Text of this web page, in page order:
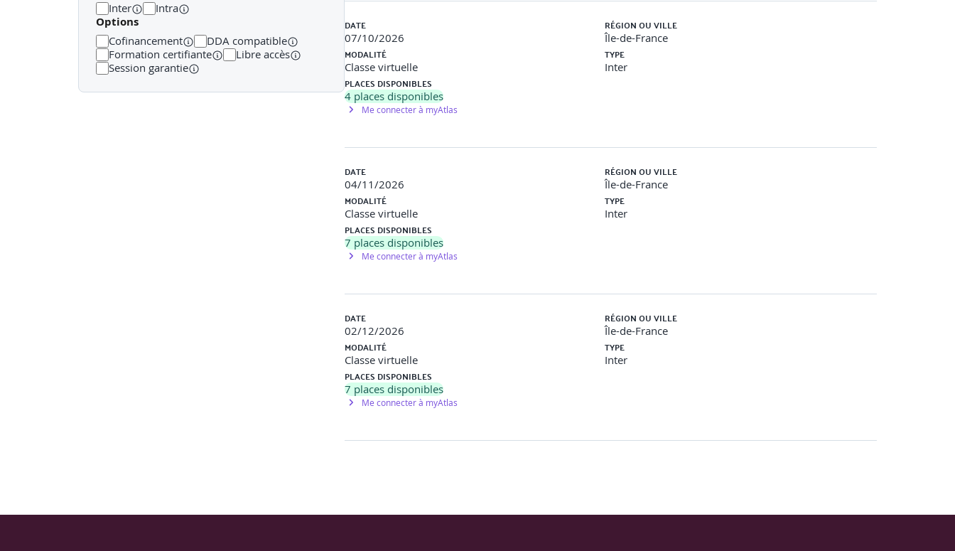
Inter Intra
Options
Cofinancement
DDA compatible
Formation certifiante
Libre accès
Session garantie
DATE
07/10/2026
RÉGION OU VILLE
Île-de-France
MODALITÉ
Classe virtuelle
TYPE
Inter
PLACES DISPONIBLES
4 places disponibles
Me connecter à myAtlas
DATE
04/11/2026
RÉGION OU VILLE
Île-de-France
MODALITÉ
Classe virtuelle
TYPE
Inter
PLACES DISPONIBLES
7 places disponibles
Me connecter à myAtlas
DATE
02/12/2026
RÉGION OU VILLE
Île-de-France
MODALITÉ
Classe virtuelle
TYPE
Inter
PLACES DISPONIBLES
7 places disponibles
Me connecter à myAtlas